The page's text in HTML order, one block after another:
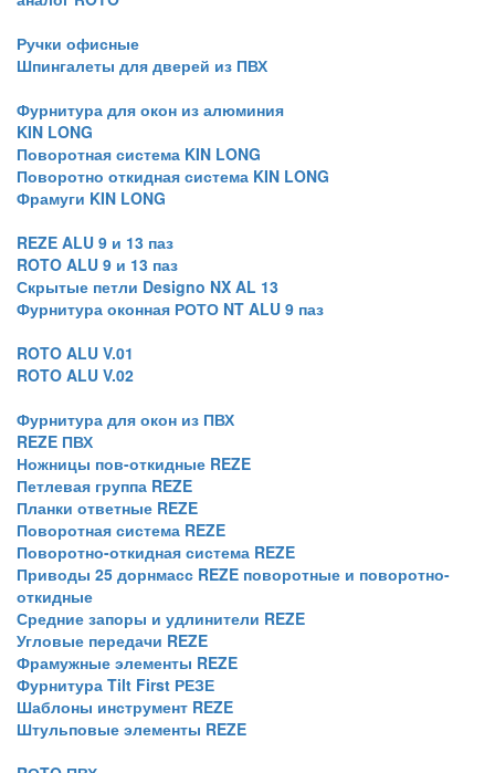
Ручки офисные
Шпингалеты для дверей из ПВХ
Фурнитура для окон из алюминия
KIN LONG
Поворотная система KIN LONG
Поворотно откидная система KIN LONG
Фрамуги KIN LONG
REZE ALU 9 и 13 паз
ROTO ALU 9 и 13 паз
Скрытые петли Designo NX AL 13
Фурнитура оконная РОТО NT ALU 9 паз
ROTO ALU V.01
ROTO ALU V.02
Фурнитура для окон из ПВХ
REZE ПВХ
Ножницы пов-откидные REZE
Петлевая группа REZE
Планки ответные REZE
Поворотная система REZE
Поворотно-откидная система REZE
Приводы 25 дорнмасс REZE поворотные и поворотно-
откидные
Средние запоры и удлинители REZE
Угловые передачи REZE
Фрамужные элементы REZE
Фурнитура Tilt First РЕЗЕ
Шаблоны инструмент REZE
Штульповые элементы REZE